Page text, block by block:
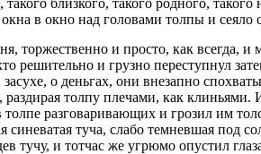
такого близкого, такого родного,
окна в окно над головами толпы и сеяло
торжественно и просто, как всегда,
решительно и грузно переступнул
засухе, о деньгах, они внезапно
раздирая толпу плечами, как
толпе разговаривающих и грозил им
синеватая туча, слабо темневшая
тучу, и тотчас же угрюмо опустил